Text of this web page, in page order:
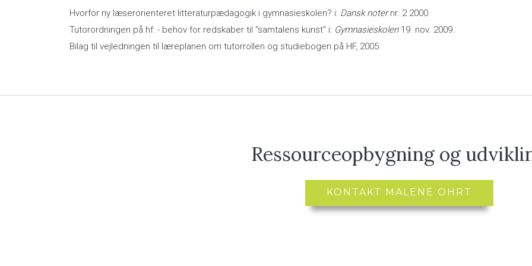
Hvorfor ny læserorienteret litteraturpædagogik i gymnasieskolen? i: Dansk noternr. 2 2000
Tutorordningen på hf: - behov for redskaber til "samtalens kunst" i: Gymnasieskolen19. nov. 2009.
Bilag til vejledningen til læreplanen om tutorrollen og studiebogen på HF, 2005
Ressourceopbygning og
KONTAKT MALENE OHRT